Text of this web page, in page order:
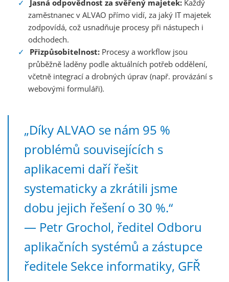
Jasná odpovědnost za svěřený majetek: Každý
zaměstnanec v ALVAO přímo vidí, za jaký IT majetek
zodpovídá, což usnadňuje procesy při nástupech i
odchodech.
Přizpůsobitelnost: Procesy a workflow jsou
průběžně laděny podle aktuálních potřeb oddělení,
včetně integrací a drobných úprav (např. provázání s
webovými formuláři).
„Díky ALVAO se nám 95 %
problémů souvisejících s
aplikacemi daří řešit
systematicky a zkrátili jsme
dobu jejich řešení o 30 %.“
— Petr Grochol, ředitel Odboru
aplikačních systémů a zástupce
ředitele Sekce informatiky, GFŘ